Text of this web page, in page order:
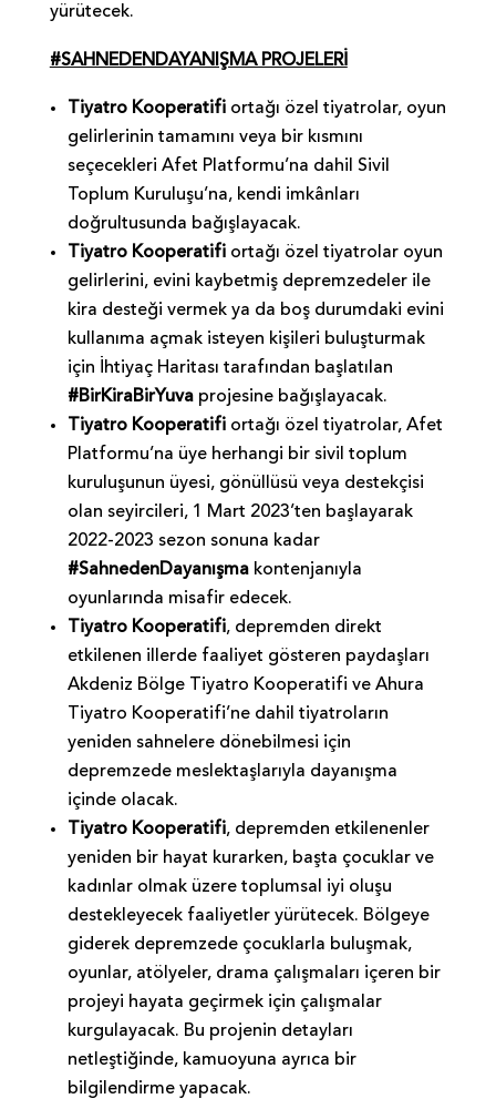
yürütecek.
#SAHNEDENDAYANIŞMA PROJELERİ
Tiyatro Kooperatifiortağı özel tiyatrolar, oyun
gelirlerinin tamamını veya bir kısmını
seçecekleri Afet Platformu’na dahil Sivil
Toplum Kuruluşu’na, kendi imkânları
doğrultusunda bağışlayacak.
Tiyatro Kooperatifiortağı özel tiyatrolar oyun
gelirlerini, evini kaybetmiş depremzedeler ile
kira desteği vermek ya da boş durumdaki evini
kullanıma açmak isteyen kişileri buluşturmak
için İhtiyaç Haritası tarafından başlatılan
#BirKiraBirYuvaprojesine bağışlayacak.
Tiyatro Kooperatifiortağı özel tiyatrolar, Afet
Platformu’na üye herhangi bir sivil toplum
kuruluşunun üyesi, gönüllüsü veya destekçisi
olan seyircileri, 1 Mart 2023’ten başlayarak
2022-2023 sezon sonuna kadar
#SahnedenDayanışmakontenjanıyla
oyunlarında misafir edecek.
Tiyatro Kooperatifi, depremden direkt
etkilenen illerde faaliyet gösteren paydaşları
Akdeniz Bölge Tiyatro Kooperatifi ve Ahura
Tiyatro Kooperatifi’ne dahil tiyatroların
yeniden sahnelere dönebilmesi için
depremzede meslektaşlarıyla dayanışma
içinde olacak.
Tiyatro Kooperatifi, depremden etkilenenler
yeniden bir hayat kurarken, başta çocuklar ve
kadınlar olmak üzere toplumsal iyi oluşu
destekleyecek faaliyetler yürütecek. Bölgeye
giderek depremzede çocuklarla buluşmak,
oyunlar, atölyeler, drama çalışmaları içeren bir
projeyi hayata geçirmek için çalışmalar
kurgulayacak. Bu projenin detayları
netleştiğinde, kamuoyuna ayrıca bir
bilgilendirme yapacak.